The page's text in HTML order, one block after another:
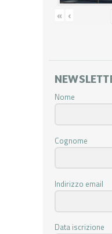
« ‹
Nome
Cognome
Indirizzo email
Data iscrizione